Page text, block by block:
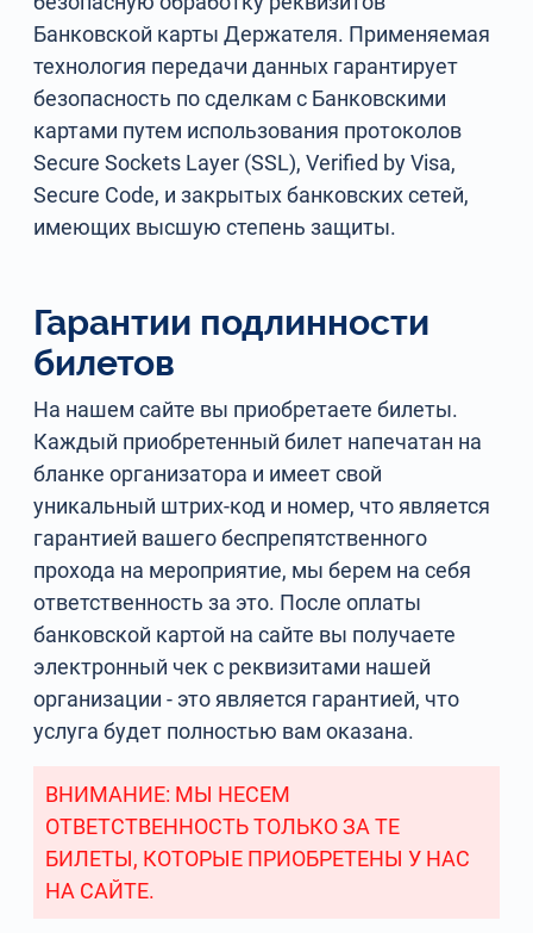
Банковской карты Держателя. Применяемая
технология передачи данных гарантирует
безопасность по сделкам с Банковскими
картами путем использования протоколов
Secure Sockets Layer (SSL), Verified by Visa,
Secure Code, и закрытых банковских сетей,
имеющих высшую степень защиты.
Гарантии подлинности
билетов
На нашем сайте вы приобретаете билеты.
Каждый приобретенный билет напечатан на
бланке организатора и имеет свой
уникальный штрих-код и номер, что является
гарантией вашего беспрепятственного
прохода на мероприятие, мы берем на себя
ответственность за это. После оплаты
банковской картой на сайте вы получаете
электронный чек с реквизитами нашей
организации - это является гарантией, что
услуга будет полностью вам оказана.
ВНИМАНИЕ: МЫ НЕСЕМ
ОТВЕТСТВЕННОСТЬ ТОЛЬКО ЗА ТЕ
БИЛЕТЫ, КОТОРЫЕ ПРИОБРЕТЕНЫ У НАС
НА САЙТЕ.